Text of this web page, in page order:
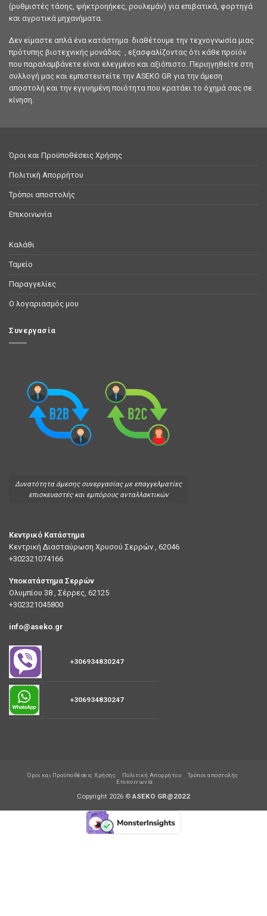
(ρυθμιστές τάσης, ψήκτροηήκες, ρουλεμάν) για επιβατικά, φορτηγά
και αγροτικά μηχανήματα.
Δεν είμαστε απλά ένα κατάστημα· διαθέτουμε την τεχνογνωσία μιας
πρότυπης βιοτεχνικής μονάδας , εξασφαλίζοντας ότι κάθε προϊόν
που παραλαμβάνετε είναι ελεγμένο και αξιόπιστο. Περιηγηθείτε στη
συλλογή μας και εμπιστευτείτε την ASEKO GR για την άμεση
αποστολή και την εγγυημένη ποιότητα που κρατάει το όχημά σας σε
κίνηση.
Όροι και Προϋποθέσεις Χρήσης
Πολιτική Απορρήτου
Τρόποι αποστολής
Επικοινωνία
Καλάθι
Ταμείο
Παραγγελίες
Ο λογαριασμός μου
Συνεργασία
Δυνατότητα άμεσης συνεργασίας με επαγγελματίες
επισκευαστές και εμπόρους ανταλλακτικών
Κεντρικό Κατάστημα
Κεντρική Διασταύρωση Χρυσού Σερρών , 62046
+302321074166
Υποκατάστημα Σερρών
Ολυμπίου 38 , Σέρρες, 62125
+302321045800
info@aseko.gr
+306934830247
+306934830247
Όροι και Προϋποθέσεις Χρήσης Πολιτική Απορρήτου
Τρόποι αποστολής
Επικοινωνία
Copyright 2026 ©ASEKO GR@2022